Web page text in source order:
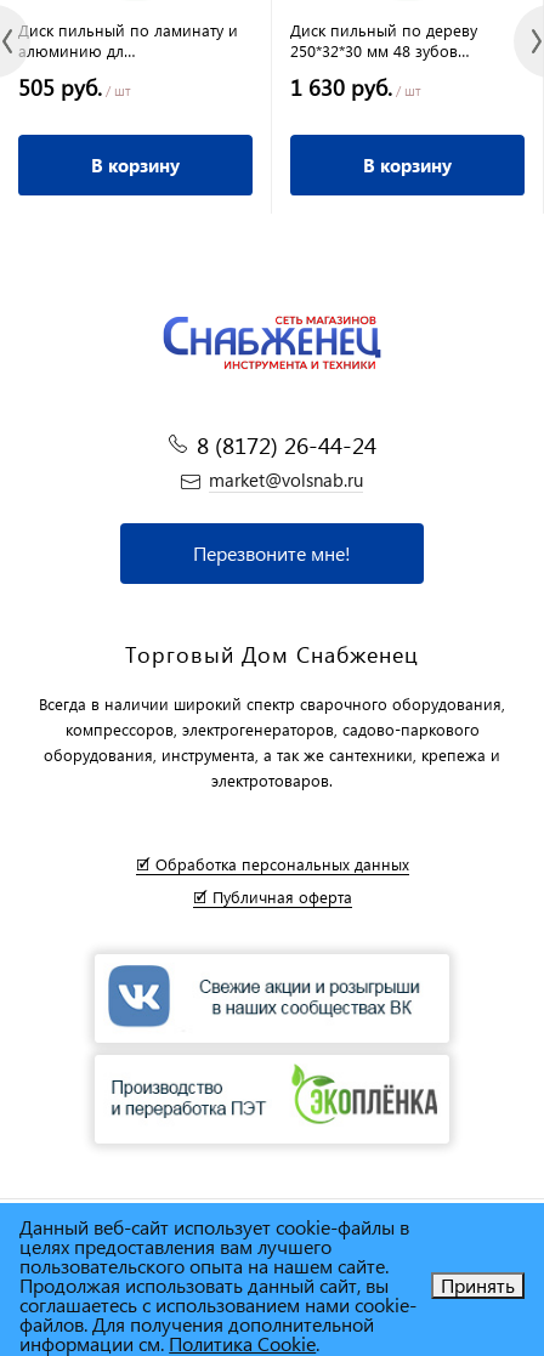
Диск пильный по ламинату и
алюминию дл
505 руб. / шт
В корзину
Диск пильный по дереву
250*32*30 мм 48 зубов
ПРАКТИКА
1 630 руб. / шт
В корзину
8 (8172) 26-44-24
market@volsnab.ru
Перезвоните мне!
Торговый Дом Снабженец
Всегда в наличии широкий спектр сварочного оборудования,
компрессоров, электрогенераторов, садово-паркового
оборудования, инструмента, а так же сантехники, крепежа и
электротоваров.
🗹 Обработка персональных данных
🗹 Публичная оферта
© Сеть магазинов инструмента и техники"Торговый дом
Снабженец" 1995г. - 2025г.
Позвоните нам!
Данный веб-сайт использует cookie-файлы в
целях предоставления вам лучшего
пользовательского опыта на нашем сайте.
Продолжая использовать данный сайт, вы
соглашаетесь с использованием нами cookie-
файлов. Для получения дополнительной
информации см.Политика Cookie.
Принять